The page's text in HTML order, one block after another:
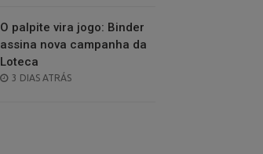
O palpite vira jogo: Binder
assina nova campanha da
Loteca
POSTED
3 DIAS ATRÁS